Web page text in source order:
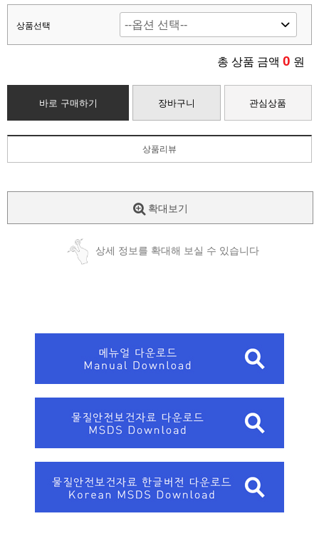
상품선택
총 상품 금액 0 원
바로 구매하기 장바구니 관심상품
상품리뷰
확대보기
상세 정보를 확대해 보실 수 있습니다